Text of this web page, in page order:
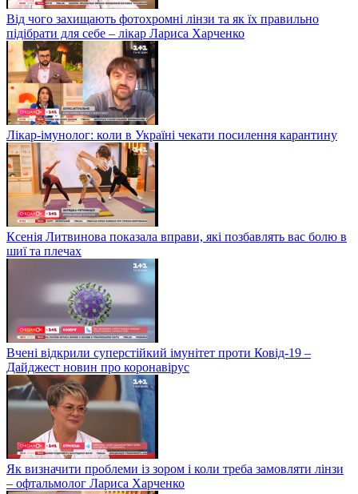
Від чого захищають фотохромні лінзи та як їх правильно
підібрати для себе – лікар Лариса Харченко
Лікар-імунолог: коли в Україні чекати посилення карантину
Ксенія Литвинова показала вправи, які позбавлять вас болю в
шиї та плечах
Вчені відкрили суперстійкий імунітет проти Ковід-19 –
Дайджест новин про коронавірус
Як визначити проблеми із зором і коли треба замовляти лінзи
– офтальмолог Лариса Харченко